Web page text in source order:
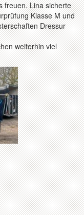
freuen. Lina sicherte
Klasse M und
Dressur
weiterhin viel